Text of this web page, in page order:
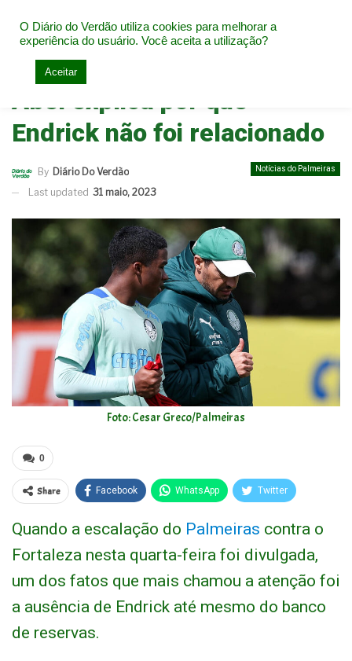
Home Notícias do Palmeiras
Abel explica por que
Endrick não foi relacionado
Notícias do Palmeiras
By Diário Do Verdão
Last updated 31 maio, 2023
Foto: Cesar Greco/Palmeiras
0
Share Facebook WhatsApp Twitter
Quando a escalação do Palmeiras contra o
Fortaleza nesta quarta-feira foi divulgada,
um dos fatos que mais chamou a atenção foi
a ausência de Endrick até mesmo do banco
de reservas.
O Diário do Verdão utiliza cookies para melhorar a
experiência do usuário. Você aceita a utilização?
Aceitar